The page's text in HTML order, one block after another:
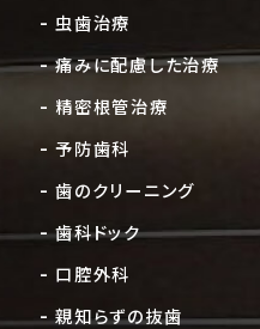
虫歯治療
痛みに配慮した治療
精密根管治療
予防歯科
歯のクリーニング
歯科ドック
口腔外科
親知らずの抜歯